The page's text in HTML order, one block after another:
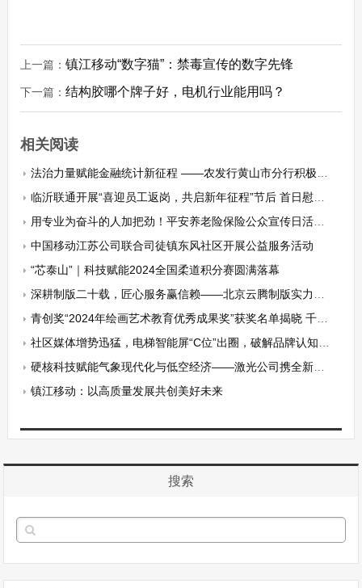
上一篇： 镇江移动“数字猫”：禁毒宣传的数字先锋
下一篇： 结构胶哪个牌子好，电机行业能用吗？
相关阅读
法治力量赋能金融统计新征程 ——农发行黄山市分行积极开展《统计法》学习活动
临沂联通开展“喜迎员工返岗，共启新年征程”节后 首日慰问活动
用专业为奋斗的人加把劲！平安养老险保险公众宣传日活动圆满结束
中国移动江苏公司联合司徒镇东风社区开展公益服务活动
“芯泰山”｜科技赋能2024全国柔道积分赛圆满落幕
深耕制版二十载，匠心服务赢信赖——北京云腾制版实力护航产业发展
青创奖“2024年绘画艺术教育优秀成果奖”获奖名单揭晓 千名行业精英共见证
社区媒体增势迅猛，电梯智能屏“C位”出圈，破解品牌认知难题
硬核科技赋能气象现代化与低空经济——激光公司携全新激光探测装备亮相2026气象科技博览会
镇江移动：以高质量发展共创美好未来
搜索